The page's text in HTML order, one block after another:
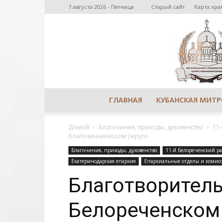
7 августа 2026 - Пятница Старый сайт Карта
ГЛАВНАЯ КУБАНСКАЯ
Домой Благочиния, приходы, духовенство
благочинническом округе
Благочиния, приходы, духовенство 11-й Белореченский
Екатеринодарская епархия
Епархиальные отделы и